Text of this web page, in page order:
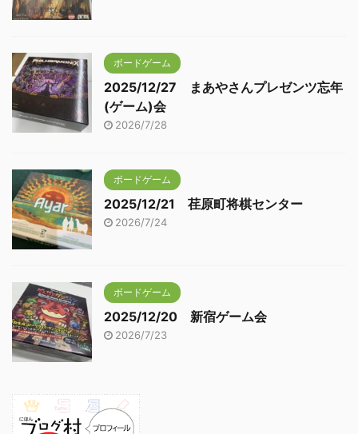
ボードゲーム
2025/12/27 まあやさんプレゼンツ忘年
(ゲーム)会
2026/7/28
ボードゲーム
2025/12/21 荏原町将棋センター
2026/7/24
ボードゲーム
2025/12/20 新宿ゲーム会
2026/7/23